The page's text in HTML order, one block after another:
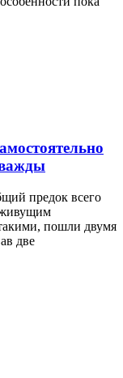
предок всего
пошли двумя
две